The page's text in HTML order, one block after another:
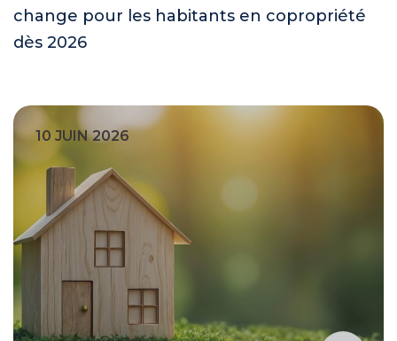
change pour les habitants en copropriété
dès 2026
10 JUIN 2026